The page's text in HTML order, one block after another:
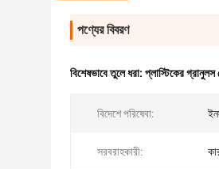
পণ্যের বিবরণ
বিশেষভাবে তুলে ধরা: প্লাস্টিকের গ্রানুলস
বিদেশে পরিষেবা:
সরবরাহকারী: